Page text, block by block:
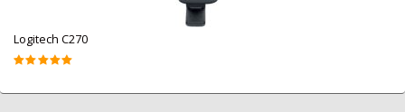
Logitech C270